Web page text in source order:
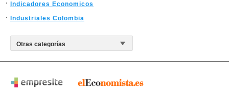
Indicadores Economicos
Industriales Colombia